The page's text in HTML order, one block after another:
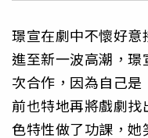
璟宣在劇中不懷好
進至新一波高潮，
次合作，因為自己
前也特地再將戲劇
色特性做了功課，她